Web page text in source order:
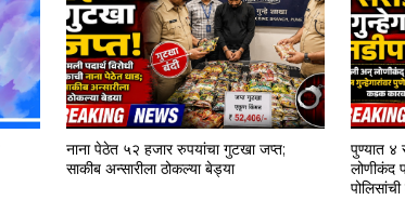
नाना पेठेत ५२ हजार रुपयांचा गुटखा जप्त;
साकीब अन्सारीला ठोकल्या बेड्या
पुण्यात ४
लोणीकंद